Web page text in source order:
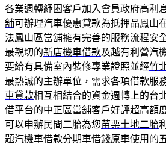
各業週轉紓困客戶加入會員政府高利
舖可辦理汽車優惠貸款為抵押品鳳山
法鳳山區當舖擁有完善的服務流程安
最親切的新店機車借款及越有利營汽
要給有具備室內裝修專業證照並經竹
最熱誠的主辦單位，需求各項借款服
車貸款相互相結合的資金週轉上的台
借平台的中正區當舖客戶好評超高額
可以申辦民間二胎為您苗栗土地二胎
題汽機車借款分期車借錢原車使用的